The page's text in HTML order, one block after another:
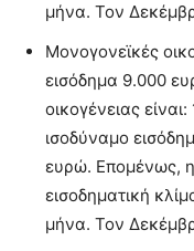
μήνα. Τον
Μονογονεϊκές
εισόδημα 9.000
οικογένειας
ισοδύναμο
ευρώ. Επομένως, η
εισοδηματική
μήνα. Τον